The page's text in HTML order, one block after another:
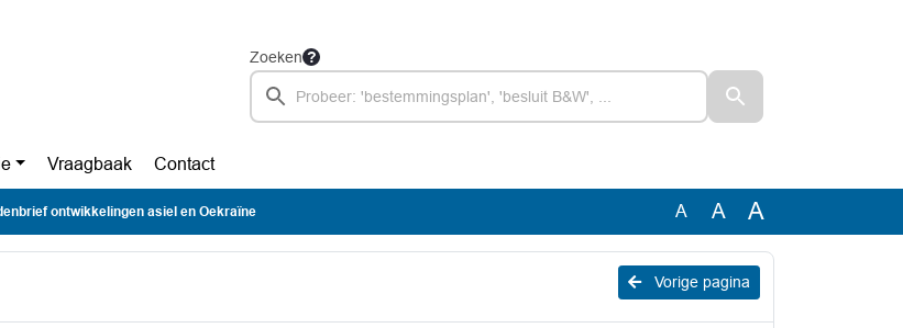
Zoeken
Vraagbaak Contact
ontwikkelingen asiel en Oekraïne A A A
Vorige pagina